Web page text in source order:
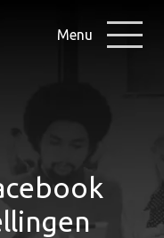
Menu